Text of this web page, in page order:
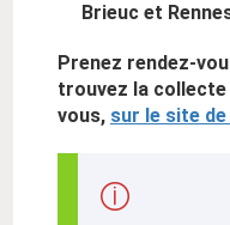
Brieuc et
Prenez rendez-
trouvez la collecte
vous, sur le site de